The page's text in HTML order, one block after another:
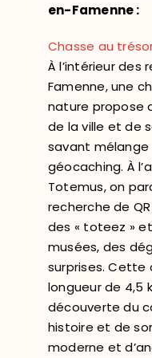
en-Famenne :
Chasse au
À l’intérieur
Famenne, une
nature propose
de la ville et de
savant
géocaching. À
Totemus, on
recherche de
des « toteez »
musées, des
surprises. Cette
longueur de 4,5
découverte du
histoire et de
moderne et